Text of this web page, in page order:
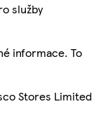
služby
informace. To
Stores Limited